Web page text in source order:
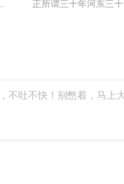
正所谓三十年河东三
不吐不快！别憋着，马上